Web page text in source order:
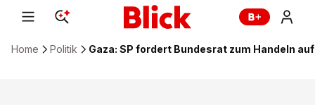
Home Politik Gaza: SP fordert Bundesrat zum Handeln auf